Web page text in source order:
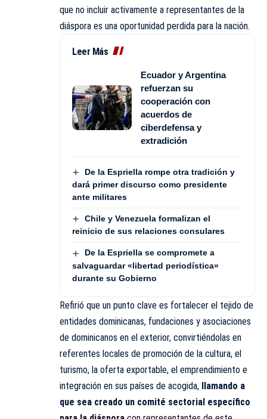
que no incluir activamente a representantes de la
diáspora es una oportunidad perdida para la nación.
Leer Más
Ecuador y Argentina
refuerzan su
cooperación con
acuerdos de
ciberdefensa y
extradición
De la Espriella rompe otra tradición y
dará primer discurso como presidente
ante militares
Chile y Venezuela formalizan el
reinicio de sus relaciones consulares
De la Espriella se compromete a
salvaguardar «libertad periodística»
durante su Gobierno
Refirió que un punto clave es fortalecer el tejido de
entidades dominicanas, fundaciones y asociaciones
de dominicanos en el exterior, convirtiéndolas en
referentes locales de promoción de la cultura, el
turismo, la oferta exportable, el emprendimiento e
integración en sus países de acogida, llamando a
que sea creado un comité sectorial específico